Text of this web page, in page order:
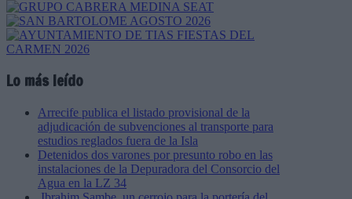
Lo más leído
Arrecife publica el listado provisional de la
adjudicación de subvenciones al transporte para
estudios reglados fuera de la Isla
Detenidos dos varones por presunto robo en las
instalaciones de la Depuradora del Consorcio del
Agua en la LZ 34